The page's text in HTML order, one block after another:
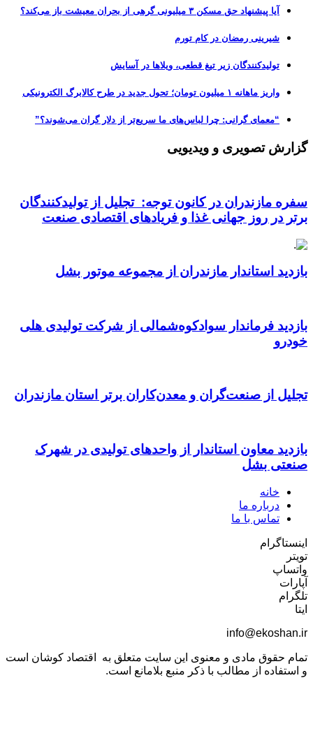
آیا پیشنهاد حق مسکن ۳ میلیونی گرهی از بحران معیشت باز می‌کند؟
شیرینی رمضان در کام تورم
تولیدکنندگان زیر تیغ قطعی، ویلاها در آسایش
واریز ماهانه ۱ میلیون تومان؛ تحول جدید در طرح کالابرگ الکترونیکی
“معمای گرانی: چرا لباس‌های ما سریع‌تر از دلار گران می‌شوند؟”
گزارش تصویری و ویدیویی
سفره مازندران در کانون توجه: تجلیل از تولیدکنندگان
برتر در روز جهانی غذا و فریادهای اقتصادی صنعت
بازدید استاندار مازندران از مجموعه موتور بشل
بازدید فرماندار سوادکوه‌شمالی از شرکت تولیدی هلی
خودرو
تجلیل از صنعت‌گران و معدن‌کاران برتر استان مازندران
بازدید معاون استاندار از واحدهای تولیدی در شهرک
صنعتی بشل
خانه
درباره ما
تماس با ما
اینستاگرام
تویتر
واتساپ
آپارات
تلگرام
ایتا
info@ekoshan.ir
تمام حقوق مادی و معنوی این سایت متعلق به اقتصاد کوشان است
و استفاده از مطالب با ذکر منبع بلامانع است.